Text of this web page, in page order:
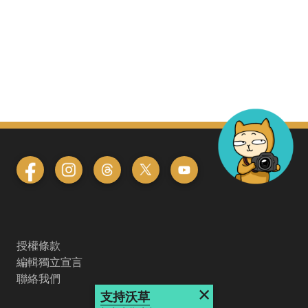
授權條款
編輯獨立宣言
聯絡我們
支持沃草 ×